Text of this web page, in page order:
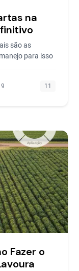
na
são as
para isso
11
Fazer o